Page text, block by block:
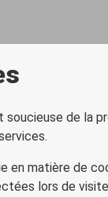
soucieuse de la
en matière de
lors de